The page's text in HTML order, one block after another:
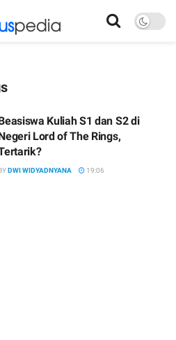
Kuliah S1 dan S2 di
Lord of The Rings,
DWI WIDYADNYANA 19:06